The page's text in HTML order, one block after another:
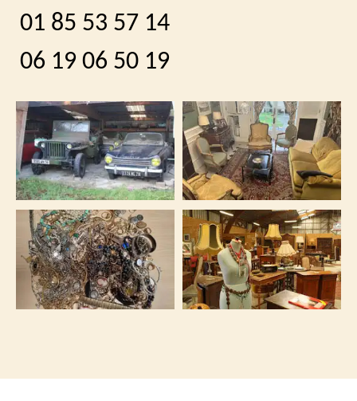
01 85 53 57 14
06 19 06 50 19